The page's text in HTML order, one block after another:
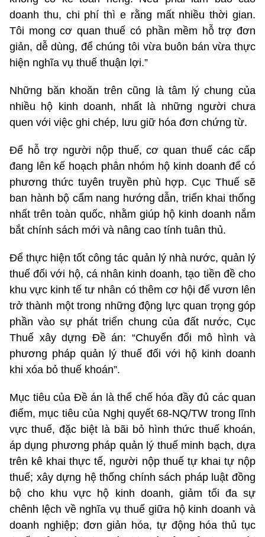
doanh thu, chi phí thì e rằng mất nhiều thời gian.
Tôi mong cơ quan thuế có phần mềm hỗ trợ đơn
giản, dễ dùng, để chúng tôi vừa buôn bán vừa thực
hiện nghĩa vụ thuế thuận lợi.”
Những băn khoăn trên cũng là tâm lý chung của
nhiều hộ kinh doanh, nhất là những người chưa
quen với việc ghi chép, lưu giữ hóa đơn chứng từ.
Để hỗ trợ người nộp thuế, cơ quan thuế các cấp
đang lên kế hoạch phân nhóm hộ kinh doanh để có
phương thức tuyên truyền phù hợp. Cục Thuế sẽ
ban hành bộ cẩm nang hướng dẫn, triển khai thống
nhất trên toàn quốc, nhằm giúp hộ kinh doanh nắm
bắt chính sách mới và nâng cao tính tuân thủ.
Để thực hiện tốt công tác quản lý nhà nước, quản lý
thuế đối với hộ, cá nhân kinh doanh, tạo tiền đề cho
khu vực kinh tế tư nhân có thêm cơ hội để vươn lên
trở thành một trong những động lực quan trọng góp
phần vào sự phát triển chung của đất nước, Cục
Thuế xây dựng Đề án: “Chuyển đổi mô hình và
phương pháp quản lý thuế đối với hộ kinh doanh
khi xóa bỏ thuế khoán”.
Mục tiêu của Đề án là thể chế hóa đầy đủ các quan
điểm, mục tiêu của Nghị quyết 68-NQ/TW trong lĩnh
vực thuế, đặc biệt là bãi bỏ hình thức thuế khoán,
áp dụng phương pháp quản lý thuế minh bạch, dựa
trên kê khai thực tế, người nộp thuế tự khai tự nộp
thuế; xây dựng hệ thống chính sách pháp luật đồng
bộ cho khu vực hộ kinh doanh, giảm tối đa sự
chênh lệch về nghĩa vụ thuế giữa hộ kinh doanh và
doanh nghiệp; đơn giản hóa, tự động hóa thủ tục